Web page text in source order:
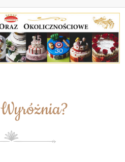
Wyróżnia?